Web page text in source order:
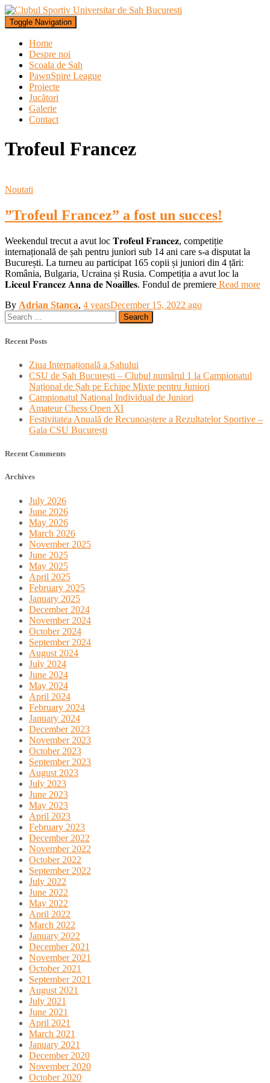
Toggle Navigation
Home
Despre noi
Scoala de Sah
PawnSpire League
Proiecte
Jucători
Galerie
Contact
Trofeul Francez
Noutati
”Trofeul Francez” a fost un succes!
Weekendul trecut a avut loc 𝐓𝐫𝐨𝐟𝐞𝐮𝐥 𝐅𝐫𝐚𝐧𝐜𝐞𝐳, competiție
internațională de șah pentru juniori sub 14 ani care s-a disputat la
București. La turneu au participat 165 copii și juniori din 4 țări:
România, Bulgaria, Ucraina și Rusia. Competiția a avut loc la
𝐋𝐢𝐜𝐞𝐮𝐥 𝐅𝐫𝐚𝐧𝐜𝐞𝐳 𝐀𝐧𝐧𝐚 𝐝𝐞 𝐍𝐨𝐚𝐢𝐥𝐥𝐞𝐬. Fondul de premiere Read more
By Adrian Stanca, 4 yearsDecember 15, 2022 ago
Search
for:
Recent Posts
Ziua Internațională a Șahului
CSU de Șah București – Clubul numărul 1 la Campionatul
Național de Șah pe Echipe Mixte pentru Juniori
Campionatul National Individual de Juniori
Amateur Chess Open XI
Festivitatea Anuală de Recunoaștere a Rezultatelor Sportive –
Gala CSU București
Recent Comments
Archives
July 2026
June 2026
May 2026
March 2026
November 2025
June 2025
May 2025
April 2025
February 2025
January 2025
December 2024
November 2024
October 2024
September 2024
August 2024
July 2024
June 2024
May 2024
April 2024
February 2024
January 2024
December 2023
November 2023
October 2023
September 2023
August 2023
July 2023
June 2023
May 2023
April 2023
February 2023
December 2022
November 2022
October 2022
September 2022
July 2022
June 2022
May 2022
April 2022
March 2022
January 2022
December 2021
November 2021
October 2021
September 2021
August 2021
July 2021
June 2021
April 2021
March 2021
January 2021
December 2020
November 2020
October 2020